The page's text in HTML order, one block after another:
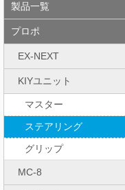
製品一覧
プロポ
EX-NEXT
KIYユニット
マスター
ステアリング
グリップ
MC-8